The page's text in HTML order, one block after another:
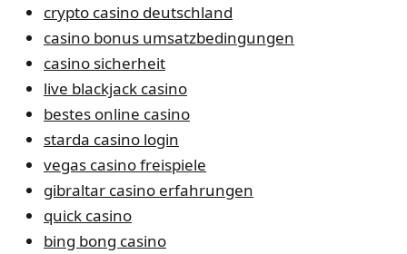
crypto casino deutschland
casino bonus umsatzbedingungen
casino sicherheit
live blackjack casino
bestes online casino
starda casino login
vegas casino freispiele
gibraltar casino erfahrungen
quick casino
bing bong casino